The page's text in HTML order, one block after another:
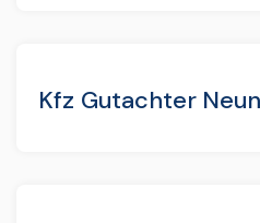
Kfz Gutachter